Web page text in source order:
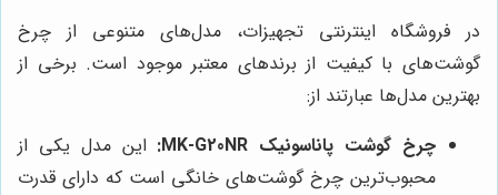
در فروشگاه اینترنتی تجهیزات، مدل‌های متنوعی از چرخ
گوشت‌های با کیفیت از برندهای معتبر موجود است. برخی از
بهترین مدل‌ها عبارتند از:
چرخ گوشت پاناسونیک MK-G20NR:
این مدل یکی از
محبوب‌ترین چرخ گوشت‌های خانگی است که دارای قدرت